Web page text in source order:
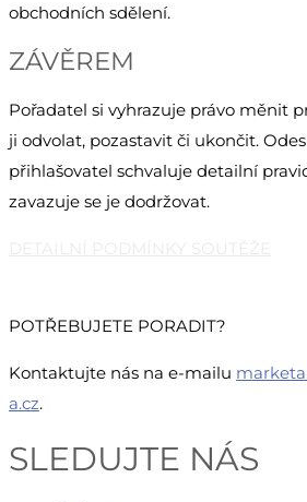
obchodních sdělení.
ZÁVĚREM
Pořadatel si vyhrazuje právo měnit
ji odvolat, pozastavit či ukončit.
přihlašovatel schvaluje detailní
zavazuje se je dodržovat.
POTŘEBUJETE PORADIT?
Kontaktujte nás na e-mailu
a.cz.
SLEDUJTE NÁS